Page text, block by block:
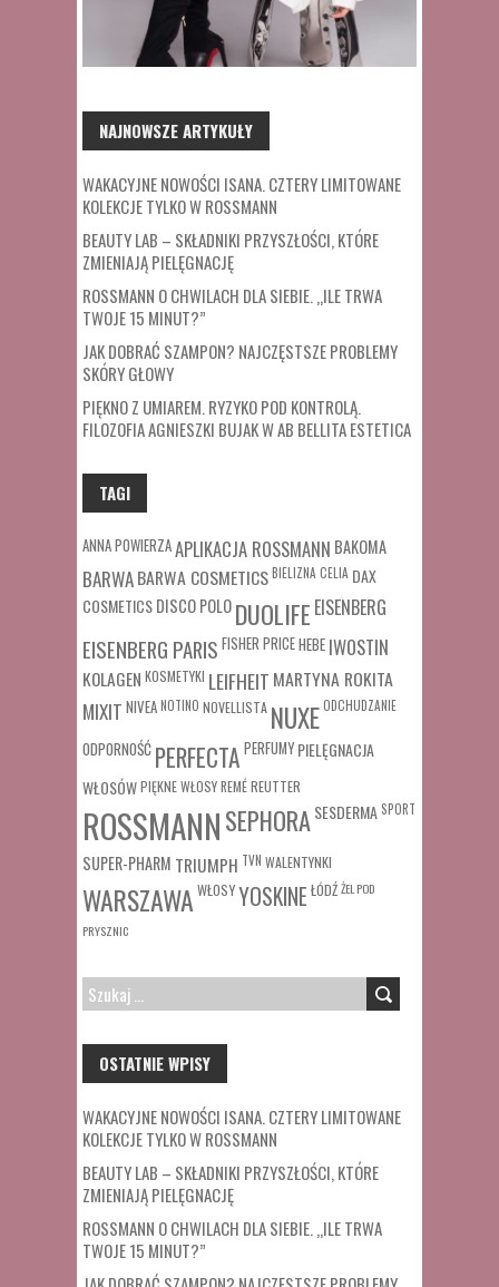
NAJNOWSZE ARTYKUŁY
WAKACYJNE NOWOŚCI ISANA. CZTERY LIMITOWANE
KOLEKCJE TYLKO W ROSSMANN
BEAUTY LAB – SKŁADNIKI PRZYSZŁOŚCI, KTÓRE
ZMIENIAJĄ PIELĘGNACJĘ
ROSSMANN O CHWILACH DLA SIEBIE. „ILE TRWA
TWOJE 15 MINUT?”
JAK DOBRAĆ SZAMPON? NAJCZĘSTSZE PROBLEMY
SKÓRY GŁOWY
PIĘKNO Z UMIAREM. RYZYKO POD KONTROLĄ.
FILOZOFIA AGNIESZKI BUJAK W AB BELLITA ESTETICA
TAGI
ANNA POWIERZAAPLIKACJA ROSSMANN BAKOMA
BARWABARWA COSMETICSBIELIZNA CELIA DAX
COSMETICSDISCO POLODUOLIFE EISENBERG
EISENBERG PARIS FISHER PRICEHEBE IWOSTIN
KOLAGEN KOSMETYKI LEIFHEIT MARTYNA ROKITA
MIXIT NIVEANOTINO NOVELLISTA NUXEODCHUDZANIE
ODPORNOŚĆ PERFECTA PERFUMY PIELĘGNACJA
WŁOSÓWPIĘKNE WŁOSYREMÉREUTTER
ROSSMANNSEPHORASESDERMA SPORT
SUPER-PHARM TRIUMPH TVN WALENTYNKI
WARSZAWA WŁOSYYOSKINE ŁÓDŹŻEL POD
PRYSZNIC
SZUKAJ:
OSTATNIE WPISY
WAKACYJNE NOWOŚCI ISANA. CZTERY LIMITOWANE
KOLEKCJE TYLKO W ROSSMANN
BEAUTY LAB – SKŁADNIKI PRZYSZŁOŚCI, KTÓRE
ZMIENIAJĄ PIELĘGNACJĘ
ROSSMANN O CHWILACH DLA SIEBIE. „ILE TRWA
TWOJE 15 MINUT?”